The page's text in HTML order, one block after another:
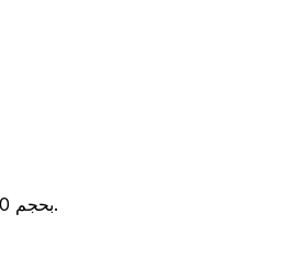
صورة JPG أو PNG بحجم 120 × 120 بكسل، بحد أقصى 20 ميجابايت.